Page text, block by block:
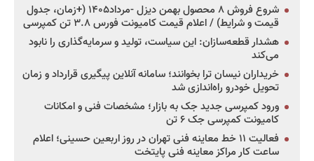
شروع فروش ۸ محصول بهمن دیزل -مرداد۱۴۰۵ (+زمان، جدول
قیمت و شرایط) / اعلام قیمت کامیونت فورس ۳.۸ تن کمپرسی
هشدار قطعه‌سازان: این سیاست، تولید و سرمایه‌گذاری را نابود
می‌کند
خریداران نیسان ترا بخوانند؛ سامانه آنلاین پیگیری قرارداد و زمان
تحویل خودرو راه‌اندازی شد
ورود کمپرسی جدید جک به بازار؛ مشخصات فنی و امکانات
کامیونت کمپرسی جک ۶ تن
فعالیت ۱۱ خط معاینه فنی تهران در روز اربعین حسینی؛ اعلام
ساعت کار مراکز معاینه فنی پایتخت